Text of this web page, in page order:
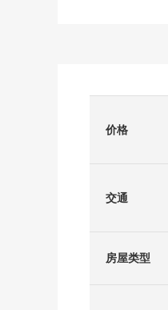
价格
交通
房屋类型